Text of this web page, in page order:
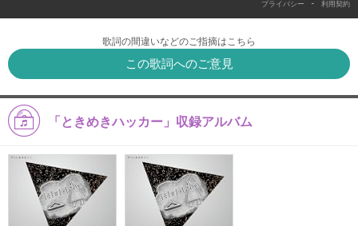
プライバシー - 利用契約
歌詞の間違いなどのご指摘はこちら
この歌詞へのご意見
「ときめきハッカー」収録アルバム